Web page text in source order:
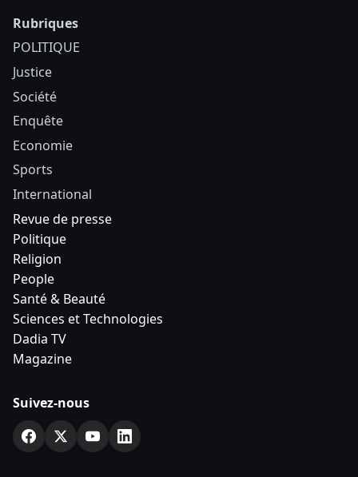
Rubriques
POLITIQUE
Justice
Société
Enquête
Economie
Sports
International
Revue de presse
Politique
Religion
People
Santé & Beauté
Sciences et Technologies
Dadia TV
Magazine
Suivez-nous